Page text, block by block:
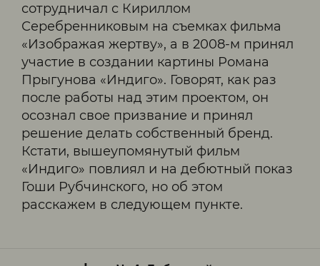
сотрудничал с Кириллом
Серебренниковым на съемках фильма
«Изображая жертву», а в 2008-м принял
участие в создании картины Романа
Прыгунова «Индиго». Говорят, как раз
после работы над этим проектом, он
осознал свое призвание и принял
решение делать собственный бренд.
Кстати, вышеупомянутый фильм
«Индиго» повлиял и на дебютный показ
Гоши Рубчинского, но об этом
расскажем в следующем пункте.